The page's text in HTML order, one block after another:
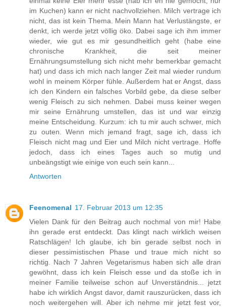
im Kuchen) kann er nicht nachvollziehen. Milch vertrage ich
nicht, das ist kein Thema. Mein Mann hat Verlustängste, er
denkt, ich werde jetzt völlig öko. Dabei sage ich ihm immer
wieder, wie gut es mir gesundheitlich geht (habe eine
chronische Krankheit, die seit meiner
Ernährungsumstellung sich nicht mehr bemerkbar gemacht
hat) und dass ich mich nach langer Zeit mal wieder rundum
wohl in meinem Körper fühle. Außerdem hat er Angst, dass
ich den Kindern ein falsches Vorbild gebe, da diese selber
wenig Fleisch zu sich nehmen. Dabei muss keiner wegen
mir seine Ernährung umstellen, das ist und war einzig
meine Entscheidung. Kurzum: ich tu mir auch schwer, mich
zu outen. Wenn mich jemand fragt, sage ich, dass ich
Fleisch nicht mag und Eier und Milch nicht vertrage. Hoffe
jedoch, dass ich eines Tages auch so mutig und
unbeängstigt wie einige von euch sein kann...
Antworten
Feenomenal 17. Februar 2013 um 12:35
Vielen Dank für den Beitrag auch nochmal von mir! Habe
ihn gerade erst entdeckt. Das klingt nach wirklich weisen
Ratschlägen! Ich glaube, ich bin gerade selbst noch in
dieser pessimistischen Phase und traue mich nicht so
richtig. Nach 7 Jahren Vegetarismus haben sich alle dran
gewöhnt, dass ich kein Fleisch esse und da stoße ich in
meiner Familie teilweise schon auf Unverständnis... jetzt
habe ich wirklich Angst davor, damit rauszurücken, dass ich
noch weitergehen will. Aber ich nehme mir jetzt fest vor,